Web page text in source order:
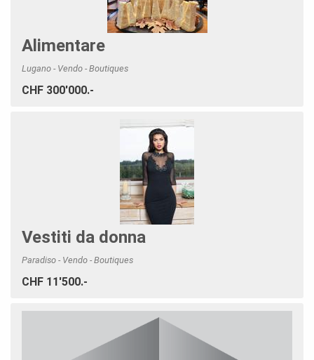
Alimentare
Lugano - Vendo - Boutiques
CHF 300'000.-
Vestiti da donna
Paradiso - Vendo - Boutiques
CHF 11'500.-